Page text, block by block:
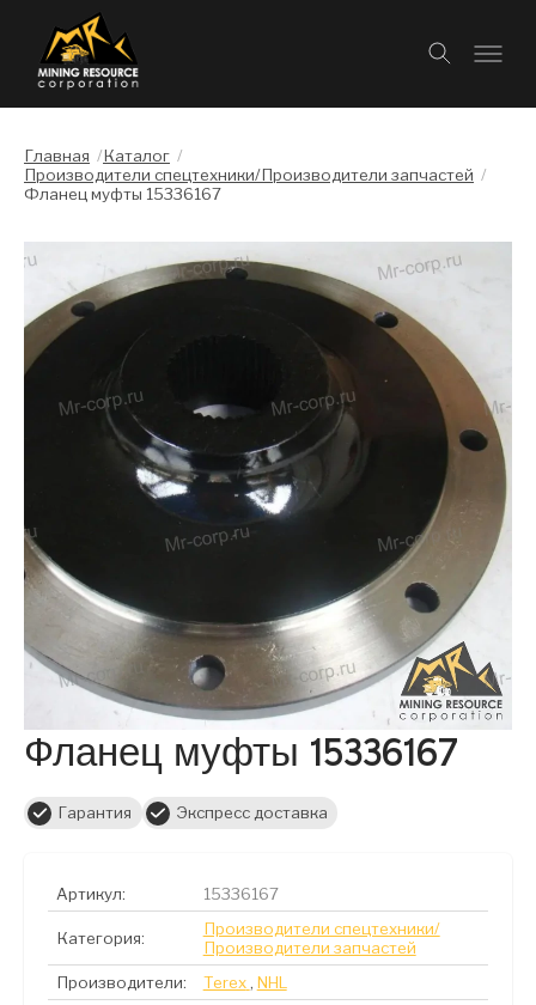
Главная /Каталог /
Производители спецтехники/Производители запчастей /
Фланец муфты 15336167
Слайдшоу
Фланец муфты 15336167
Гарантия Экспресс доставка
Артикул: 15336167
Категория:
Производители спецтехники/
Производители запчастей
Производители:
Terex , NHL